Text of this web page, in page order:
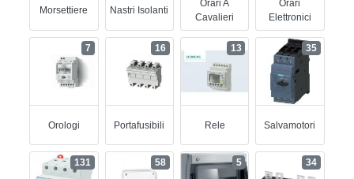
Morsettiere Nastri Isolanti
Orari A
Cavalieri
Orari
Elettronici
Orologi
7
Portafusibili
16
Rele
13
Salvamotori
35
131 58 5 34